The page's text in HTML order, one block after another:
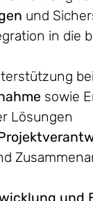
und
in die
sowie
Lösungen